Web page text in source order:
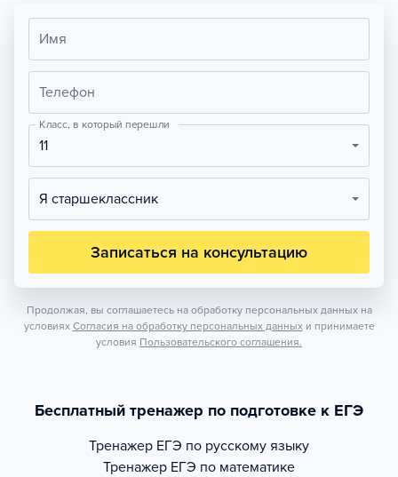
Имя
Телефон
Класс, в который перешли
11
Я старшеклассник
Записаться на консультацию
Продолжая, вы соглашаетесь на обработку персональных данных на
условиях Согласия на обработку персональных данных и принимаете
условия Пользовательского соглашения.
Бесплатный тренажер по подготовке к ЕГЭ
Тренажер ЕГЭ по русскому языку
Тренажер ЕГЭ по математике